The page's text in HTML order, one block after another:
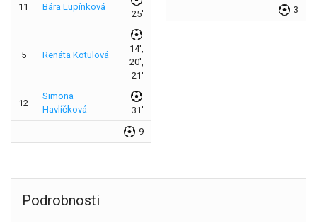
11 Bára Lupínková
25'
5 Renáta Kotulová
14',
20',
21'
12
Simona
Havlíčková
31'
9
3
Podrobnosti